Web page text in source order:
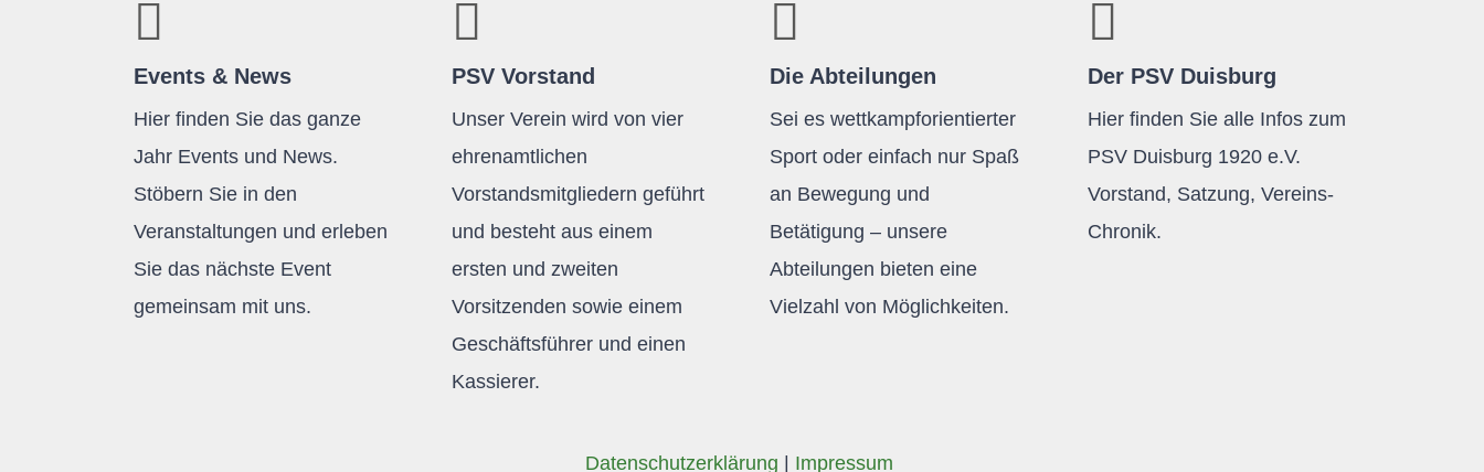
Events & News
Hier finden Sie das ganze
Jahr Events und News.
Stöbern Sie in den
Veranstaltungen und erleben
Sie das nächste Event
gemeinsam mit uns.
PSV Vorstand
Unser Verein wird von vier
ehrenamtlichen
Vorstandsmitgliedern geführt
und besteht aus einem
ersten und zweiten
Vorsitzenden sowie einem
Geschäftsführer und einen
Kassierer.
Die Abteilungen
Sei es wettkampforientierter
Sport oder einfach nur Spaß
an Bewegung und
Betätigung – unsere
Abteilungen bieten eine
Vielzahl von Möglichkeiten.
Der PSV Duisburg
Hier finden Sie alle Infos zum
PSV Duisburg 1920 e.V.
Vorstand, Satzung, Vereins-
Chronik.
Daten­schutz­er­klä­rung Impres­sum